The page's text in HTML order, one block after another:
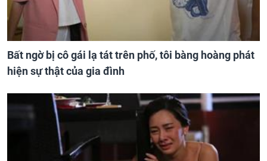
Bất ngờ bị cô gái lạ tát trên phố, tôi bàng hoàng phát
hiện sự thật của gia đình